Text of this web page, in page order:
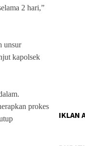
2 hari,”
unsur
kapolsek
prokes
IKLAN